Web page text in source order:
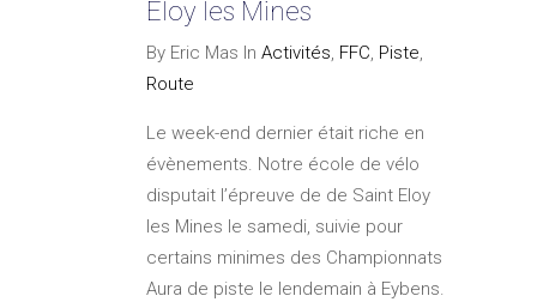
Eloy les Mines
By Eric Mas In Activités, FFC, Piste,
Route
Le week-end dernier était riche en
évènements. Notre école de vélo
disputait l’épreuve de de Saint Eloy
les Mines le samedi, suivie pour
certains minimes des Championnats
Aura de piste le lendemain à Eybens.